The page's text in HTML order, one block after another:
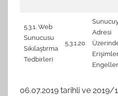
5.3.1. Web
Sunucusu
Sıkılaştırma
Tedbirleri
5.3.1.20
Adresi
06.07.2019 tarihli ve 2019/